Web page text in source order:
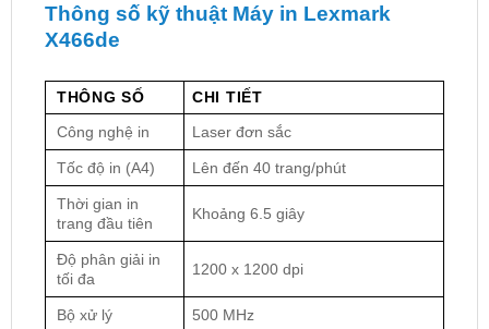
Thông số kỹ thuật Máy in Lexmark
X466de
THÔNG SỐ
CHI TIẾT
Công nghệ in
Laser đơn sắc
Tốc độ in (A4) Lên đến 40 trang/phút
Thời gian in
trang đầu tiên
Khoảng 6.5 giây
Độ phân giải in
tối đa
1200 x 1200 dpi
Bộ xử lý 500 MHz